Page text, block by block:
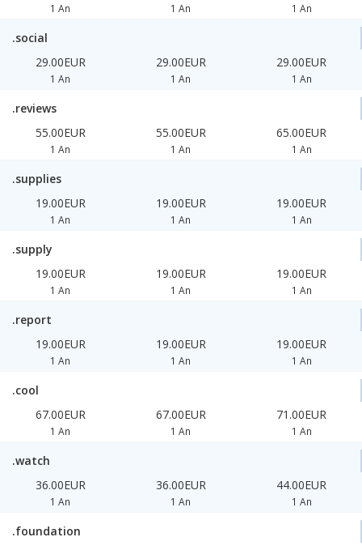
1 An 1 An 1 An
.social
29.00EUR
1 An
29.00EUR
1 An
29.00EUR
1 An
.reviews
55.00EUR
1 An
55.00EUR
1 An
65.00EUR
1 An
.supplies
19.00EUR
1 An
19.00EUR
1 An
19.00EUR
1 An
.supply
19.00EUR
1 An
19.00EUR
1 An
19.00EUR
1 An
.report
19.00EUR
1 An
19.00EUR
1 An
19.00EUR
1 An
.cool
67.00EUR
1 An
67.00EUR
1 An
71.00EUR
1 An
.watch
36.00EUR
1 An
36.00EUR
1 An
44.00EUR
1 An
.foundation